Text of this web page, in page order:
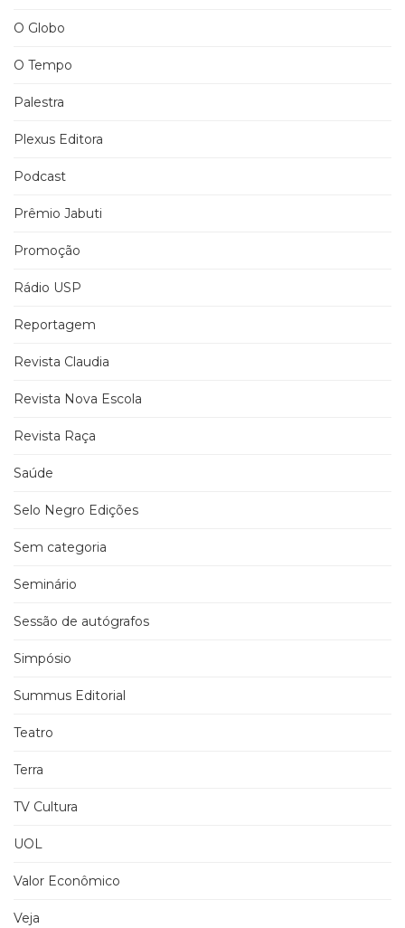
O Globo
O Tempo
Palestra
Plexus Editora
Podcast
Prêmio Jabuti
Promoção
Rádio USP
Reportagem
Revista Claudia
Revista Nova Escola
Revista Raça
Saúde
Selo Negro Edições
Sem categoria
Seminário
Sessão de autógrafos
Simpósio
Summus Editorial
Teatro
Terra
TV Cultura
UOL
Valor Econômico
Veja